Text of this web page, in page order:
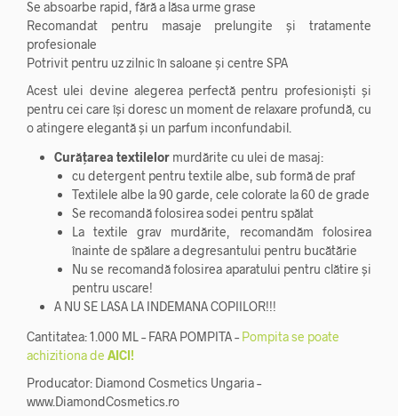
Se absoarbe rapid, fără a lăsa urme grase
Recomandat pentru masaje prelungite și tratamente
profesionale
Potrivit pentru uz zilnic în saloane și centre SPA
Acest ulei devine alegerea perfectă pentru profesioniști și
pentru cei care își doresc un moment de relaxare profundă, cu
o atingere elegantă și un parfum inconfundabil.
Curățarea textilelormurdărite cu ulei de masaj:
cu detergent pentru textile albe, sub formă de praf
Textilele albe la 90 garde, cele colorate la 60 de grade
Se recomandă folosirea sodei pentru spălat
La textile grav murdărite, recomandăm folosirea
înainte de spălare a degresantului pentru bucătărie
Nu se recomandă folosirea aparatului pentru clătire și
pentru uscare!
A NU SE LASA LA INDEMANA COPIILOR!!!
Cantitatea: 1.000 ML – FARA POMPITA – Pompita se poate
achizitiona de AICI!
Producator: Diamond Cosmetics Ungaria –
www.DiamondCosmetics.ro